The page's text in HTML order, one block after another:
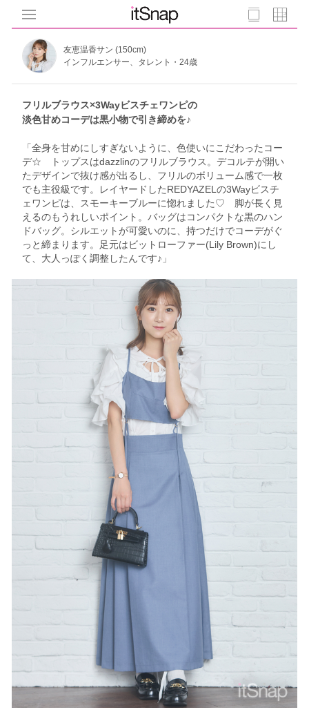
友恵温香サン (150cm)
インフルエンサー、タレント・24歳
フリルブラウス×3Wayビスチェワンピの
淡色甘めコーデは黒小物で引き締めを♪
「全身を甘めにしすぎないように、色使いにこだわったコー
デ☆ トップスはdazzlinのフリルブラウス。デコルテが開い
たデザインで抜け感が出るし、フリルのボリューム感で一枚
でも主役級です。レイヤードしたREDYAZELの3Wayビスチ
ェワンピは、スモーキーブルーに惚れました♡ 脚が長く見
えるのもうれしいポイント。バッグはコンパクトな黒のハン
ドバッグ。シルエットが可愛いのに、持つだけでコーデがぐ
っと締まります。足元はビットローファー(Lily Brown)にし
て、大人っぽく調整したんです♪」